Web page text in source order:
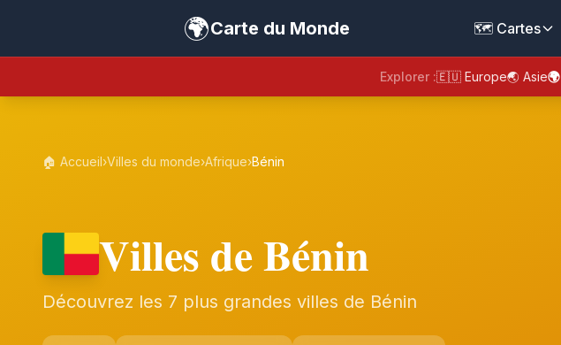
🌍Carte du Monde 🗺️ Cartes
Explorer :🇪🇺 Europe🌏 Asie
🏠 Accueil›Villes du monde›Afrique›Bénin
Villes de Bénin
Découvrez les 7 plus grandes villes de Bénin